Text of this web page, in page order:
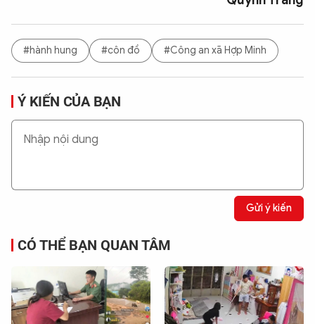
#hành hung #côn đồ #Công an xã Hợp Minh
Ý KIẾN CỦA BẠN
Gửi ý kiến
CÓ THỂ BẠN QUAN TÂM